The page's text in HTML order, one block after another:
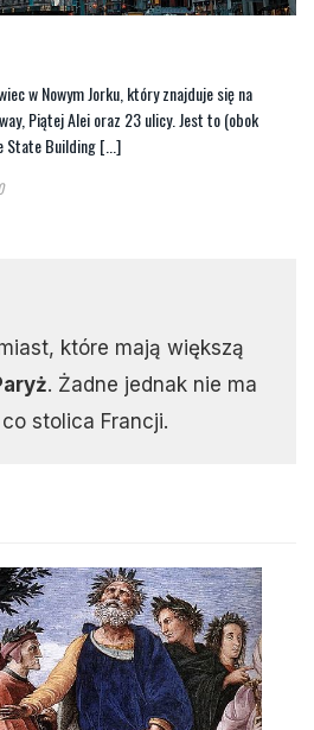
w Nowym Jorku, który znajduje się na
Piątej Alei oraz 23 ulicy. Jest to (obok
State Building [...]
które mają większą
. Żadne jednak nie ma
stolica Francji.